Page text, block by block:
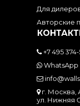
Для
Авторские
+7 495
WhatsApp
г. Москва,
ул. Нижняя